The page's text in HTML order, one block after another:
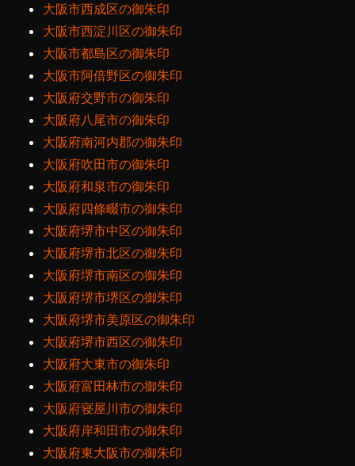
大阪市西成区の御朱印
大阪市西淀川区の御朱印
大阪市都島区の御朱印
大阪市阿倍野区の御朱印
大阪府交野市の御朱印
大阪府八尾市の御朱印
大阪府南河内郡の御朱印
大阪府吹田市の御朱印
大阪府和泉市の御朱印
大阪府四條畷市の御朱印
大阪府堺市中区の御朱印
大阪府堺市北区の御朱印
大阪府堺市南区の御朱印
大阪府堺市堺区の御朱印
大阪府堺市美原区の御朱印
大阪府堺市西区の御朱印
大阪府大東市の御朱印
大阪府富田林市の御朱印
大阪府寝屋川市の御朱印
大阪府岸和田市の御朱印
大阪府東大阪市の御朱印